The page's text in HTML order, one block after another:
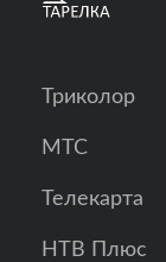
Триколор
МТС
Телекарта
НТВ Плюс